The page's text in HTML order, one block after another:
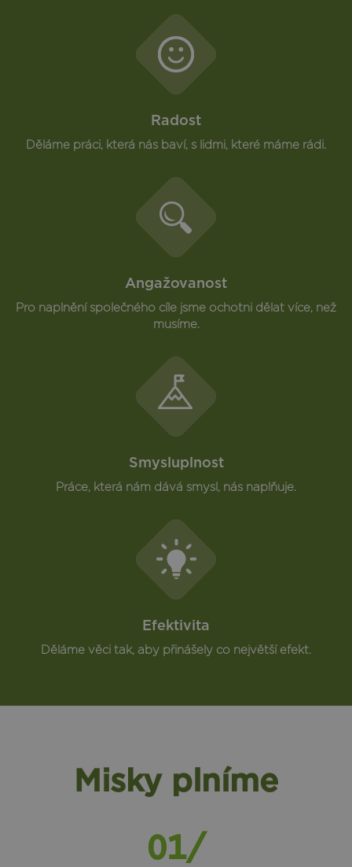
Radost
Děláme práci, která nás baví, s lidmi, které máme rádi.
Angažovanost
Pro naplnění společného cíle jsme ochotni dělat více, než
musíme.
Smysluplnost
Práce, která nám dává smysl, nás naplňuje.
Efektivita
Děláme věci tak, aby přinášely co největší efekt.
Misky plníme
01/